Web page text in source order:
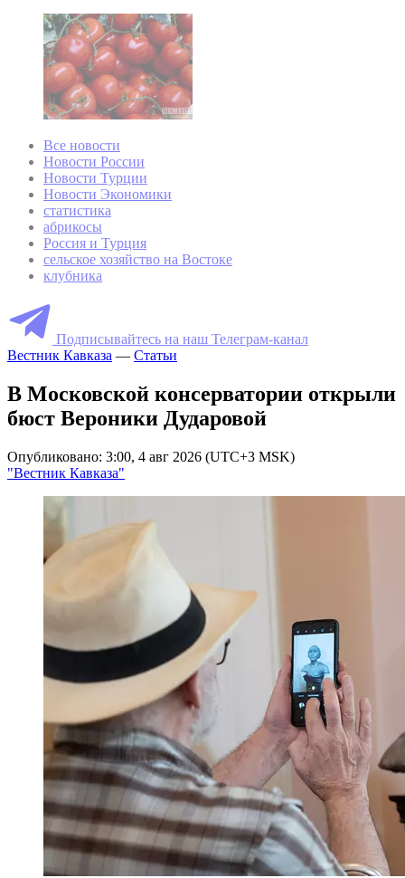
Все новости
Новости России
Новости Турции
Новости Экономики
статистика
абрикосы
Россия и Турция
сельское хозяйство на Востоке
клубника
Подписывайтесь на наш Телеграм-канал
Вестник Кавказа — Статьи
В Московской консерватории открыли
бюст Вероники Дударовой
Опубликовано: 3:00, 4 авг 2026 (UTC+3 MSK)
"Вестник Кавказа"